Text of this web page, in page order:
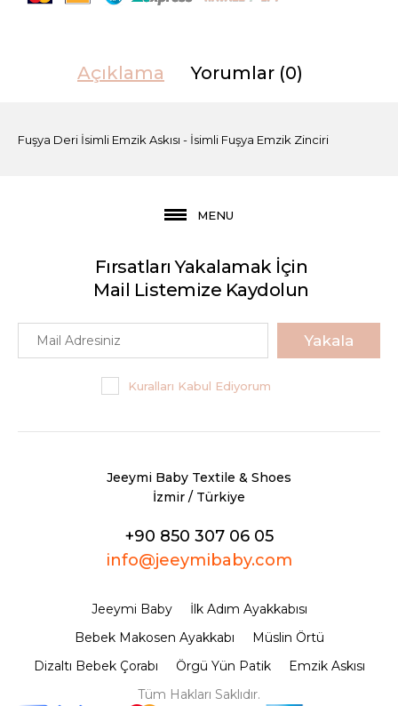
Açıklama Yorumlar (0)
Fuşya Deri İsimli Emzik Askısı - İsimli Fuşya Emzik Zinciri
MENU
Fırsatları Yakalamak İçin
Mail Listemize Kaydolun
Yakala
Kuralları Kabul Ediyorum
Jeeymi Baby Textile & Shoes
İzmir / Türkiye
+90 850 307 06 05
info@jeeymibaby.com
Jeeymi Baby
İlk Adım Ayakkabısı
Bebek Makosen Ayakkabı
Müslin Örtü
Dizaltı Bebek Çorabı
Örgü Yün Patik
Emzik Askısı
Tüm Hakları Saklıdır.